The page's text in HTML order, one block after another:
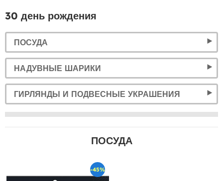
30 день рождения
ПОСУДА
НАДУВНЫЕ ШАРИКИ
ГИРЛЯНДЫ И ПОДВЕСНЫЕ УКРАШЕНИЯ
ПОСУДА
-45%